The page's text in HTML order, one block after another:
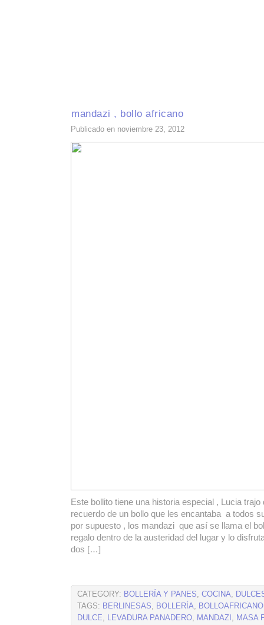
mandazi , bollo africano
Publicado en noviembre 23, 2012
Este bollito tiene una historia especial , Lucia trajo
recuerdo de un bollo que les encantaba a todos
por supuesto , los mandazi que así se llama el
regalo dentro de la austeridad del lugar y lo
dos […]
CATEGORY: BOLLERÍA Y PANES, COCINA,
TAGS: BERLINESAS, BOLLERÍA, BOLLOAFRICANO
DULCE, LEVADURA PANADERO, MANDAZI , MASA